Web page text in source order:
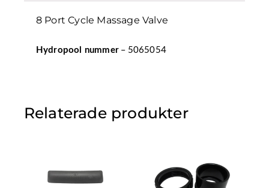
8 Port Cycle Massage Valve
Hydropool nummer– 5065054
Relaterade produkter